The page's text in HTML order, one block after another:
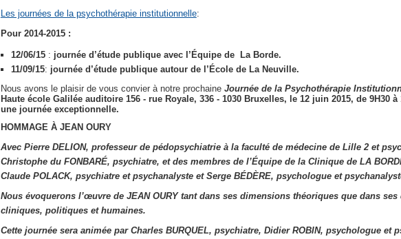
Les journées de la psychothérapie institutionnelle:
Pour 2014-2015 :
12/06/15: journée d’étude publique avec l’Équipe de La Borde.
11/09/15: journée d’étude publique autour de l’École de La Neuville.
Nous avons le plaisir de vous convier à notre prochaine Journée de la Psychothérapie
Haute école Galilée​ ​auditoire 156​ ​- rue Royale, 336 - 1030 Bruxelles, le 12 juin 2015, de 9H30 à
une journée exceptionnelle.
HOMMAGE À JEAN OURY
Avec Pierre DELION, professeur de pédopsychiatrie à la faculté de médecine de Lille 2 et
Christophe du FONBARÉ, psychiatre, et des membres de l’Équipe de la Clinique de LA
Claude POLACK, psychiatre et psychanalyste et Serge BÉDÈRE, psychologue et
Nous évoquerons l’œuvre de JEAN OURY tant dans ses dimensions théoriques que dans
cliniques, politiques et humaines.
Cette journée sera animée par Charles BURQUEL, psychiatre, Didier ROBIN, psychologue et